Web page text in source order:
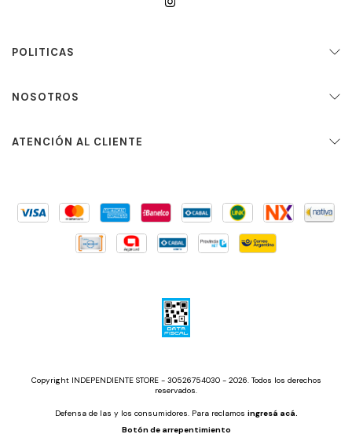
POLITICAS
NOSOTROS
ATENCIÓN AL CLIENTE
Copyright INDEPENDIENTE STORE - 30526754030 - 2026. Todos los derechos
reservados.
Defensa de las y los consumidores. Para reclamos ingresá acá.
Botón de arrepentimiento